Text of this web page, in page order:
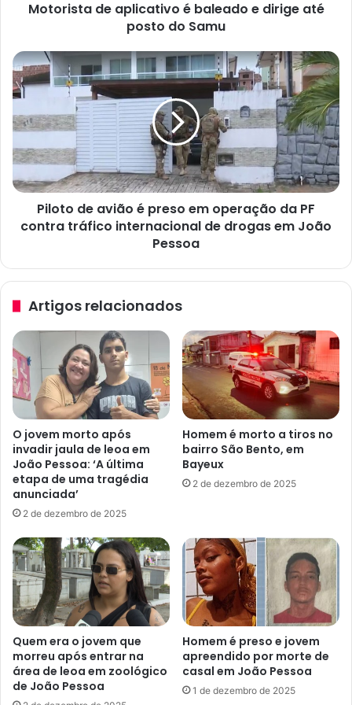
p
l
i
a
i
o
e
e
d
i
r
g
e
a
t
é
o
s
t
o
d
o
S
a
m
u
Motorista de aplicativo é baleado e dirige até
posto do Samu
P
i
l
t
d
a
s
o
e
m
e
r
a
ç
ã
d
a
P
F
c
o
n
t
r
a
Piloto de avião é preso em operação da PF
contra tráfico internacional de drogas em João
Pessoa
Artigos relacionados
O jovem morto após
invadir jaula de leoa em
João Pessoa: ‘A última
etapa de uma tragédia
anunciada’
2 de dezembro de 2025
Homem é morto a tiros no
bairro São Bento, em
Bayeux
2 de dezembro de 2025
Quem era o jovem que
morreu após entrar na
área de leoa em zoológico
de João Pessoa
Homem é preso e jovem
apreendido por morte de
casal em João Pessoa
1 de dezembro de 2025